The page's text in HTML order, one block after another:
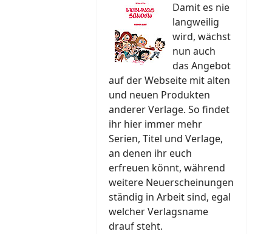
Damit es nie
langweilig
wird, wächst
nun auch
das Angebot
auf der Webseite mit alten
und neuen Produkten
anderer Verlage. So findet
ihr hier immer mehr
Serien, Titel und Verlage,
an denen ihr euch
erfreuen könnt, während
weitere Neuerscheinungen
ständig in Arbeit sind, egal
welcher Verlagsname
drauf steht.